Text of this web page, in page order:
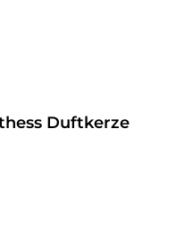
Duftkerze